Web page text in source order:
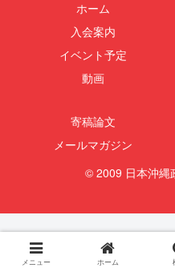
ホーム
入会案内
イベント予定
動画
寄稿論文
メールマガジン
© 2009 日本沖縄
メニュー ホーム